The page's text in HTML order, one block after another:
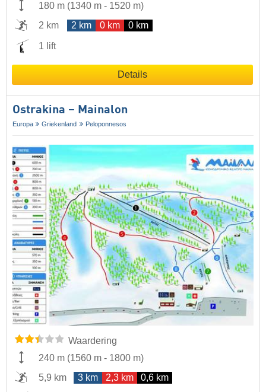
180 m (1340 m - 1520 m)
2 km
2 km 0 km 0 km
1 lift
Details
Ostrakina – Mainalon
Europa Griekenland Peloponnesos
Waardering
240 m (1560 m - 1800 m)
5,9 km
3 km 2,3 km 0,6 km